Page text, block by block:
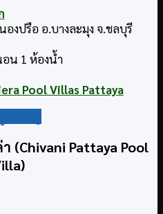
งปรือ อ.บางละมุง จ.ชลบุรี
น 1 ห้องน้ำ
Pool Villas Pattaya
(Chivani Pattaya Pool